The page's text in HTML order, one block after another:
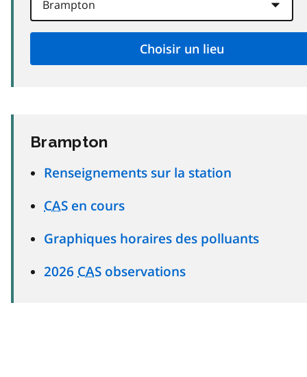
Brampton
Renseignements sur la station
CAS en cours
Graphiques horaires des polluants
2026 CAS observations